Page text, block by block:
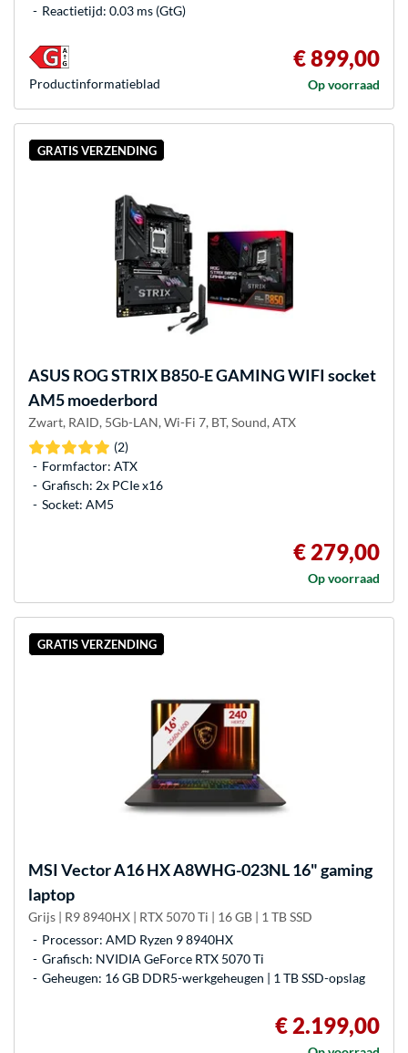
Reactietijd: 0.03 ms (GtG)
€ 899,00
Op voorraad
Product­informatieblad
GRATIS VERZENDING
ASUS ROG STRIX B850-E GAMING WIFI socket
AM5 moederbord
Zwart, RAID, 5Gb-LAN, Wi-Fi 7, BT, Sound, ATX
(2)
Formfactor: ATX
Grafisch: 2x PCIe x16
Socket: AM5
€ 279,00
Op voorraad
GRATIS VERZENDING
MSI Vector A16 HX A8WHG-023NL 16" gaming
laptop
Grijs | R9 8940HX | RTX 5070 Ti | 16 GB | 1 TB SSD
Processor: AMD Ryzen 9 8940HX
Grafisch: NVIDIA GeForce RTX 5070 Ti
Geheugen: 16 GB DDR5-werkgeheugen | 1 TB SSD-opslag
€ 2.199,00